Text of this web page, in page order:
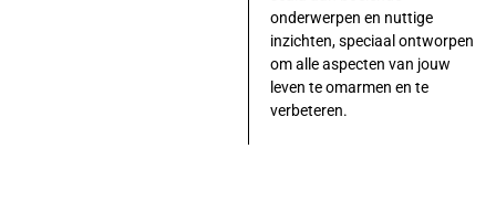
onderwerpen en nuttige
inzichten, speciaal ontworpen
om alle aspecten van jouw
leven te omarmen en te
verbeteren.